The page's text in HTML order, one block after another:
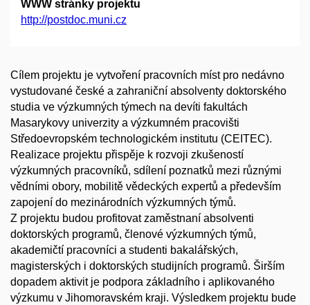
WWW stránky projektu
http://postdoc.muni.cz
Cílem projektu je vytvoření pracovních míst pro nedávno
vystudované české a zahraniční absolventy doktorského
studia ve výzkumných týmech na devíti fakultách
Masarykovy univerzity a výzkumném pracovišti
Středoevropském technologickém institutu (CEITEC).
Realizace projektu přispěje k rozvoji zkušeností
výzkumných pracovníků, sdílení poznatků mezi různými
vědními obory, mobilitě vědeckých expertů a především
zapojení do mezinárodních výzkumných týmů.
Z projektu budou profitovat zaměstnaní absolventi
doktorských programů, členové výzkumných týmů,
akademičtí pracovníci a studenti bakalářských,
magisterských i doktorských studijních programů. Širším
dopadem aktivit je podpora základního i aplikovaného
výzkumu v Jihomoravském kraji. Výsledkem projektu bude